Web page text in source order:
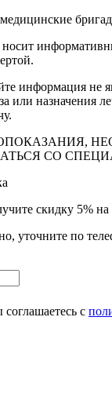
носит
информация не
или назначения
СО
скидку 5%
уточните по
соглашаетесь с